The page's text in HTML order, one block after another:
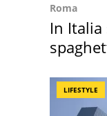
Roma
In
LIFESTYLE